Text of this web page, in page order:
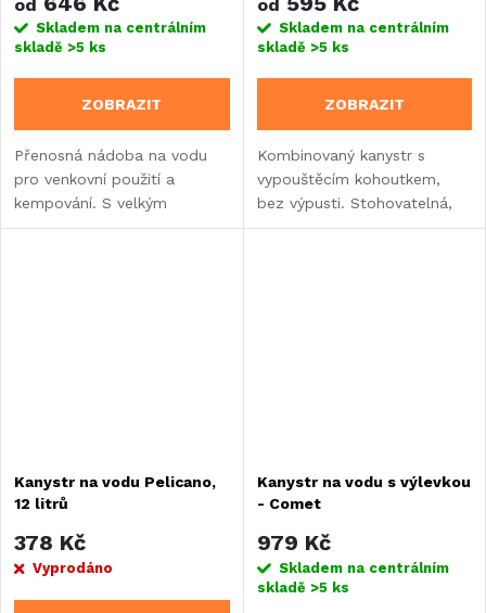
od
Skladem na centrálním
skladě >5 ks
ZOBRAZIT
Přenosná nádoba na vodu
pro venkovní použití a
kempování. S velkým
šroubovacím uzávěrem a
od
Skladem na centrálním
skladě >5 ks
ZOBRAZIT
Kombinovaný kanystr s
vypouštěcím kohoutkem,
bez výpusti. Stohovatelná,
bezpečná pro potraviny,
Kanystr na vodu Pelicano,
12 litrů
378 Kč
Vyprodáno
Kanystr na vodu s výlevkou
- Comet
979 Kč
Skladem na centrálním
skladě >5 ks